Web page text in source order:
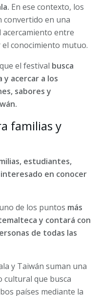
En ese contexto, los
convertido en una
entre
conocimiento mutuo.
el festival busca
y acercar a los
sabores y
familias y
estudiantes,
en conocer
de los puntos más
y contará con
de todas las
y Taiwán suman una
cultural que busca
países mediante la